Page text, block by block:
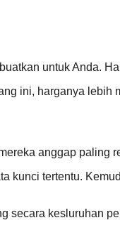
untuk Anda.
ini, harganya
anggap paling
kunci tertentu.
secara kesluruhan